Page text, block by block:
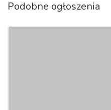
Podobne ogłoszenia